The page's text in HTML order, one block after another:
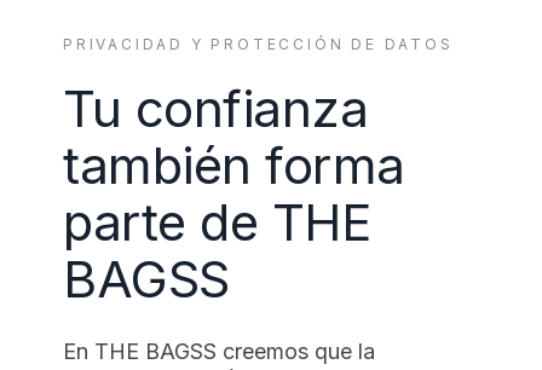
PRIVACIDAD Y PROTECCIÓN DE DATOS
Tu confianza
también forma
parte de THE
BAGSS
En THE BAGSS creemos que la